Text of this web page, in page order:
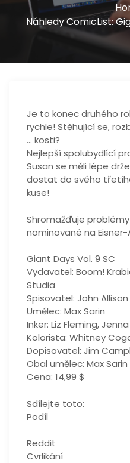
Náhledy ComicList:
Je to konec druhého
rychle! Stěhující se,
… kosti?
Nejlepší spolubydlící
Susan se měli lépe
dostat do svého
kuse!
Shromažďuje
nominované na Eisner-
Giant Days Vol. 9 SC
Vydavatel: Boom!
Studia
Spisovatel: John Allison
Umělec: Max Sarin
Inker: Liz Fleming,
Kolorista: Whitney
Dopisovatel: Jim
Obal umělec: Max Sarin
Cena: 14,99 $
Sdílejte toto:
Podíl
Reddit
Cvrlikání